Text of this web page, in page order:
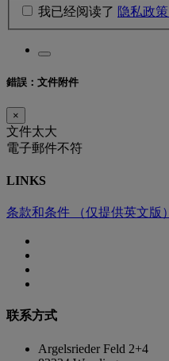
我已经阅读了 隐私政策
錯誤：文件附件
×
文件太大
電子郵件不符
LINKS
条款和条件 （仅提供英文版）
联系方式
Argelsrieder Feld 2+4